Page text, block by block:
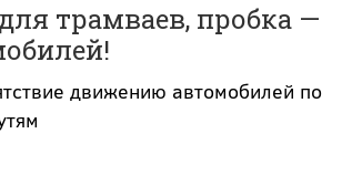
трамваев, пробка —
движению автомобилей по